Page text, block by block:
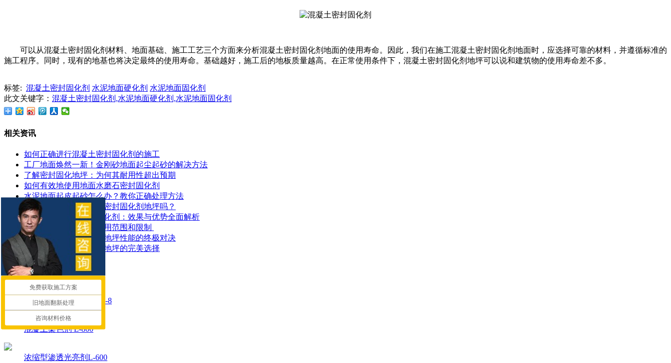
可以从混凝土密封固化剂材料、地面基础、施工工艺三个方面来分析混凝土密封固化剂地面的使用寿命。因此，我们在施工混凝土密封固化剂地面时，应选择可靠的材料，并遵循标准的
施工程序。同时，现有的地基也将决定最终的使用寿命。基础越好，施工后的地板质量越高。在正常使用条件下，混凝土密封固化剂地坪可以说和建筑物的使用寿命差不多。
标签: 混凝土密封固化剂 水泥地面硬化剂 水泥地面固化剂
此文关键字： 混凝土密封固化剂,水泥地面硬化剂,水泥地面固化剂
相关资讯
如何正确进行混凝土密封固化剂的施工
工厂地面焕然一新！金刚砂地面起尘起砂的解决方法
了解密封固化地坪：为何其耐用性超出预期
如何有效地使用地面水磨石密封固化剂
水泥地面起皮起砂怎么办？教你正确处理方法
地面潮湿可以做混凝土密封固化剂地坪吗？
探索锂基混凝土密封固化剂：效果与优势全面解析
​混凝土密封固化剂的应用范围和限制 ​
混凝土染色地坪与环氧地坪性能的终极对决
让停车场更耐用：固化地坪的完美选择
推荐产品
混凝土密封固化剂 LTK-8
混凝土染色剂 L-800
浓缩型渗透光亮剂L-600
免费获取施工方案
旧地面翻新处理
咨询材料价格